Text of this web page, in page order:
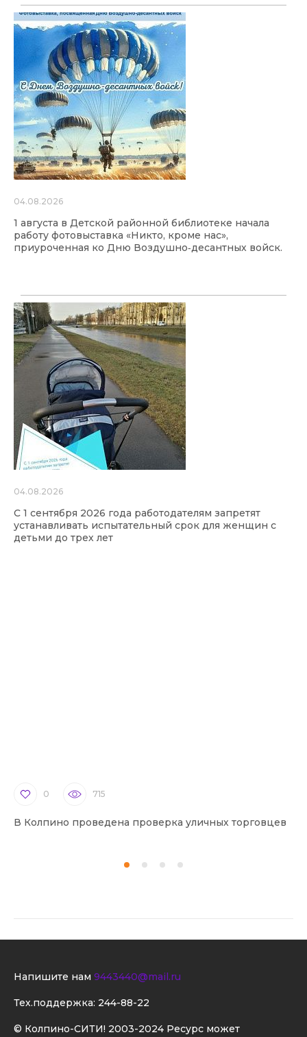
04.08.2026
1 августа в Детской районной библиотеке начала
работу фотовыставка «Никто, кроме нас»,
приуроченная ко Дню Воздушно‑десантных войск.
04.08.2026
С 1 сентября 2026 года работодателям запретят
устанавливать испытательный срок для женщин с
детьми до трех лет
0 715
В Колпино проведена проверка уличных торговцев
© Колпино-СИТИ! 2003-2024 Ресурс может
Напишите нам 9443440@mail.ru
Тех.поддержка: 244-88-22